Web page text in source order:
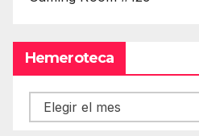
Hemeroteca
Hemeroteca